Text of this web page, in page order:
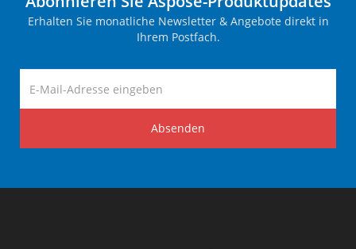
Erhalten Sie monatliche Newsletter & Angebote direkt in
Ihrem Postfach.
Absenden